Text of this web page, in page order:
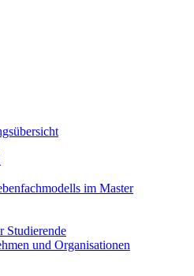
im Master
Studierende
und Organisationen